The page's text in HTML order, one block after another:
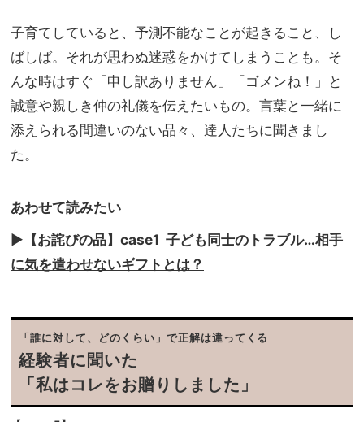
【極
上の
家族
旅】
を
がじ
ゅわ
美味
し
子育てしていると、予測不能なことが起きること、し
ばしば。それが思わぬ迷惑をかけてしまうことも。そ
んな時はすぐ「申し訳ありません」「ゴメンね！」と
誠意や親しき仲の礼儀を伝えたいもの。言葉と一緒に
添えられる間違いのない品々、達人たちに聞きまし
た。
あわせて読みたい
▶︎ 【お詫びの品】case1 子ども同士のトラブル…相手
に気を遣わせないギフトとは？
「誰に対して、どのくらい」で正解は違ってくる
経験者に聞いた
「私はコレをお贈りしました」